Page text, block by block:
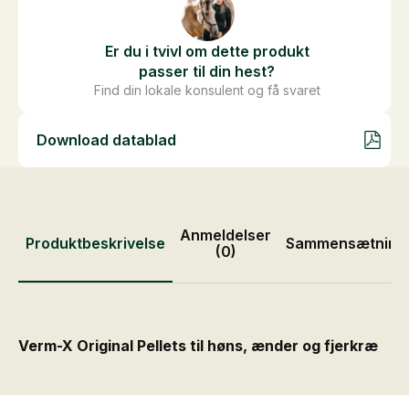
Er du i tvivl om dette produkt
passer til din hest?
Find din lokale konsulent og få svaret
Download datablad
Produktbeskrivelse
Anmeldelser
(0)
Sammensætning
Verm-X Original Pellets til høns, ænder og fjerkræ